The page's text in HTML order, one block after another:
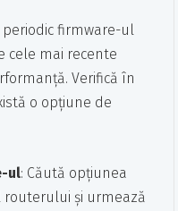
firmware-ul
cele mai recente
Verifică în
o opțiune de
ul: Căută opțiunea
routerului și urmează